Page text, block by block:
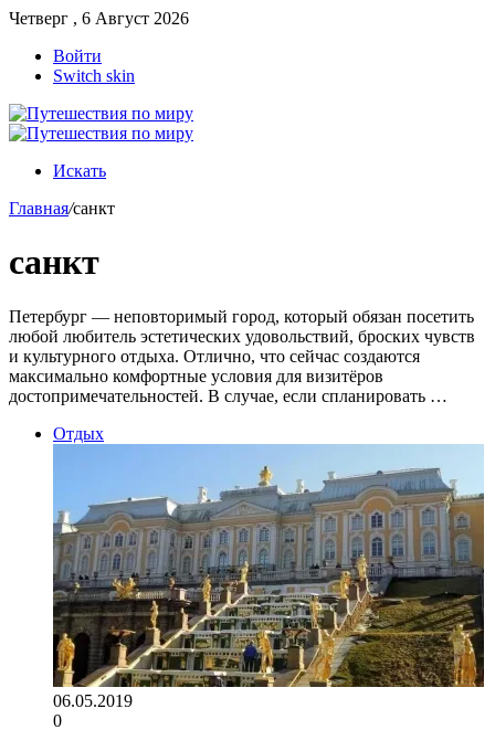
Четверг , 6 Август 2026
Войти
Switch skin
Искать
Главная/санкт
санкт
Петербург — неповторимый город, который обязан посетить
любой любитель эстетических удовольствий, броских чувств
и культурного отдыха. Отлично, что сейчас создаются
максимально комфортные условия для визитёров
достопримечательностей. В случае, если спланировать …
Отдых
06.05.2019
0